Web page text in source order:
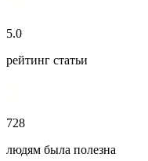
5.0
рейтинг статьи
728
людям была полезна